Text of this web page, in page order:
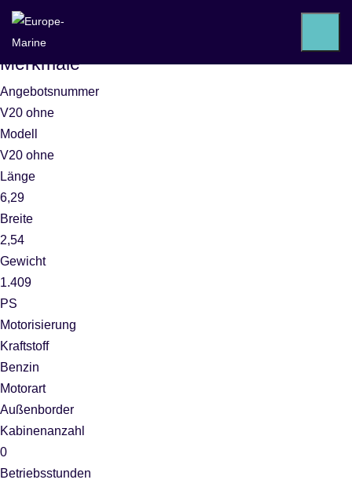
BAYLINER V20
Ausstattung
Merkmale
Angebotsnummer
V20 ohne
Modell
V20 ohne
Länge
6,29
Breite
2,54
Gewicht
1.409
PS
Motorisierung
Kraftstoff
Benzin
Motorart
Außenborder
Kabinenanzahl
0
Betriebsstunden